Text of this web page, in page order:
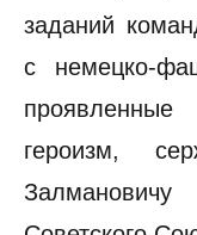
заданий
с немецко-
героизм,